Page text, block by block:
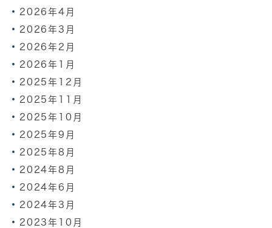
2026年4月
2026年3月
2026年2月
2026年1月
2025年12月
2025年11月
2025年10月
2025年9月
2025年8月
2024年8月
2024年6月
2024年3月
2023年10月